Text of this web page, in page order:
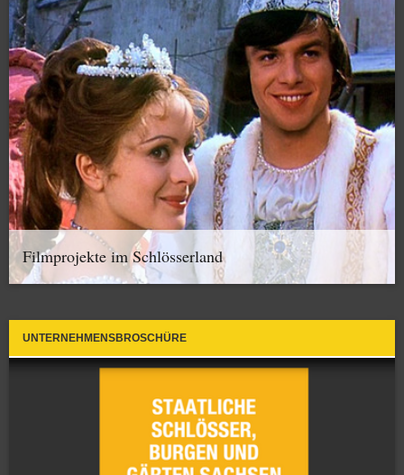
Filmprojekte im Schlösserland
UNTERNEHMENSBROSCHÜRE